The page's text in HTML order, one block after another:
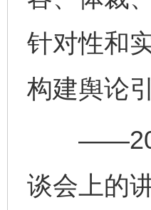
针对性和
构建舆论
——2016
谈会上的